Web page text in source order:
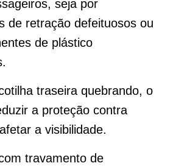
seja por
de retração defeituosos ou
de plástico
traseira quebrando, o
a proteção contra
a visibilidade.
travamento de